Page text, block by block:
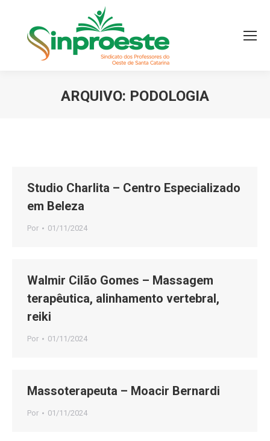
ARQUIVO: PODOLOGIA
Studio Charlita – Centro Especializado
em Beleza
Por 01/11/2024
Walmir Cilão Gomes – Massagem
terapêutica, alinhamento vertebral,
reiki
Por 01/11/2024
Massoterapeuta – Moacir Bernardi
Por 01/11/2024